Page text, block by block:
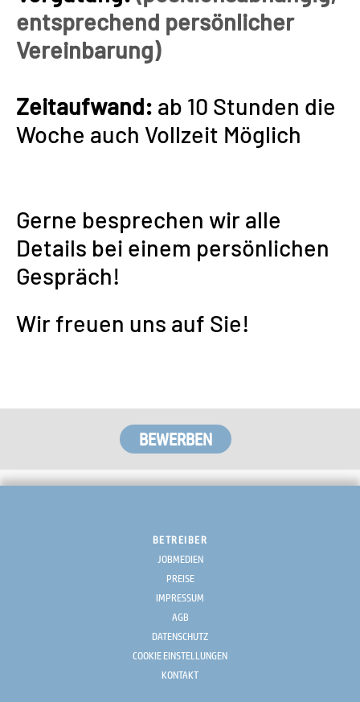
entsprechend persönlicher
Vereinbarung)
Zeitaufwand: ab 10 Stunden die
Woche auch Vollzeit Möglich
Gerne besprechen wir alle
Details bei einem persönlichen
Gespräch!
Wir freuen uns auf Sie!
BETREIBER
JOBMEDIEN
PREISE
IMPRESSUM
AGB
DATENSCHUTZ
COOKIE EINSTELLUNGEN
KONTAKT